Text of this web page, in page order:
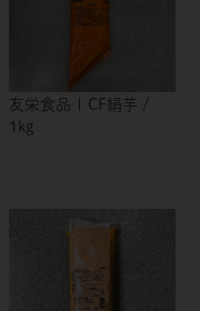
友栄食品 | CF絹芋 /
1kg